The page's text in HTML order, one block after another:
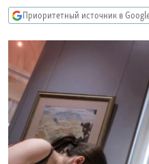
поиску
СЕВЕР.РЕАЛИИ
СИБИРЬ.РЕАЛИИ
РАСПИСАНИЕ ВЕЩАНИЯ
ПОДПИШИТЕСЬ НА
СОЦИАЛЬНЫЕ СЕТИ
Приоритетный источник в